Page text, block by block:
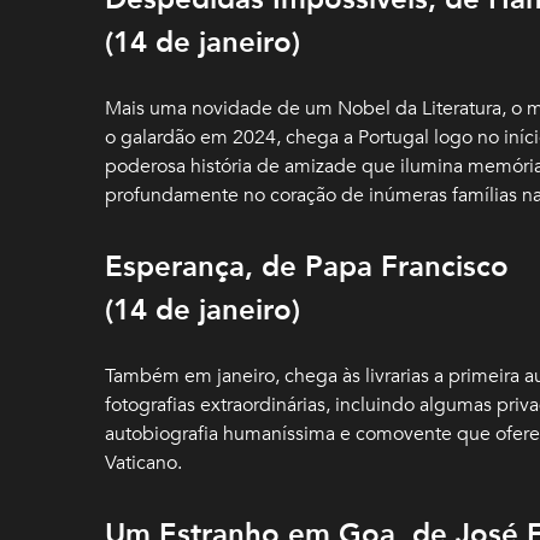
(14 de janeiro)
Mais uma novidade de um Nobel da Literatura, o
o galardão em 2024, chega a Portugal logo no
poderosa história de amizade que ilumina
profundamente no coração de inúmeras famílias
Esperança, de Papa Francisco
(14 de janeiro)
Também em janeiro, chega às livrarias a
fotografias extraordinárias, incluindo algumas
autobiografia humaníssima e comovente que
Vaticano.